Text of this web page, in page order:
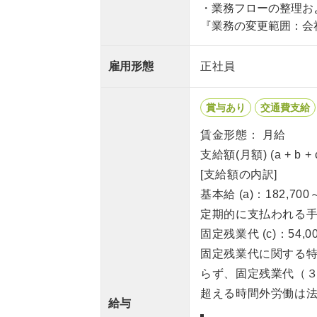
・業務フローの整理
『業務の変更範囲：
雇用形態 正社員
給与
賞与あり 交通費支給
賃金形態： 月給
支給額(月額) (a + b
[支給額の内訳]
基本給 (a)：182,700
定期的に支払われる
固定残業代 (c)：
固定残業代に関する
らず、固定残業代（
超える時間外労働は